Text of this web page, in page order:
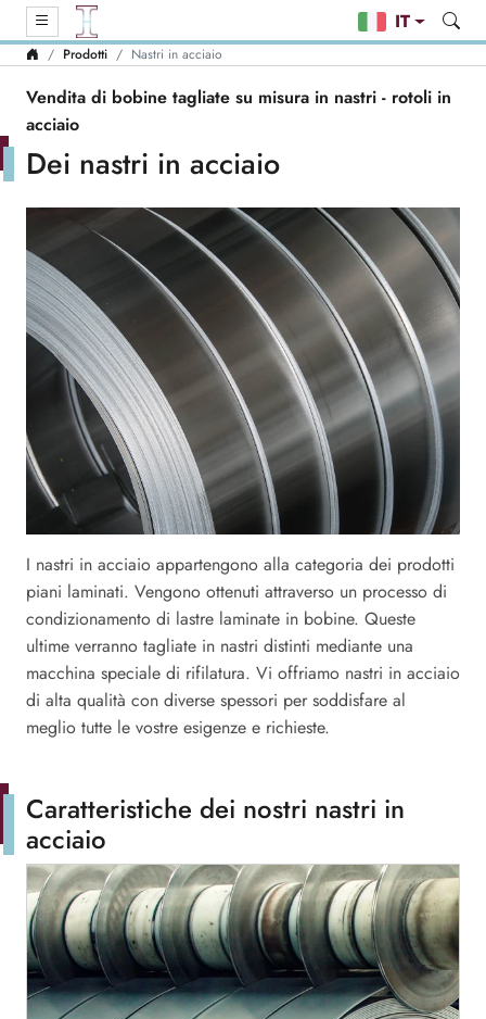
IT
Prodotti Nastri in acciaio
Vendita di bobine tagliate su misura in nastri - rotoli in
acciaio
Dei nastri in acciaio
I nastri in acciaio appartengono alla categoria dei prodotti
piani laminati. Vengono ottenuti attraverso un processo di
condizionamento di lastre laminate in bobine. Queste
ultime verranno tagliate in nastri distinti mediante una
macchina speciale di rifilatura. Vi offriamo nastri in acciaio
di alta qualità con diverse spessori per soddisfare al
meglio tutte le vostre esigenze e richieste.
Caratteristiche dei nostri nastri in
acciaio